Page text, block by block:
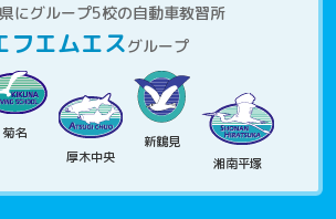
にグループ5校の自動車教習所
フエムエスグループ
菊名
厚木中央
新鶴見
湘南平塚